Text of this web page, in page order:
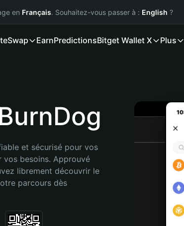
en Français. Souhaitez-vous passer à : English ?
Swap EarnPredictionsBitget Wallet X Plus
et sécurisé pour vos
vos besoins. Approuvé
librement découvrir le
parcours dès